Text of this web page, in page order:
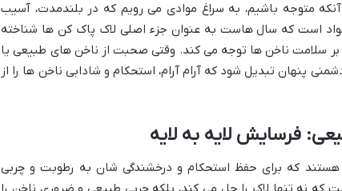
متوجه باشیم، به سراغ موادی می رویم که در بلندمدت، آسیب
است که سال هاست به عنوان جزء اصلی لاک پاک کن ها شناخته
سلامت ناخن ها توجه می کند. وقتی صحبت از ناخن های طبیعی یا
پنهان تبدیل شود که آرام آرام، استحکام و شادابی ناخن ها را از
فرسایش لایه به لایه
هستند که برای حفظ استحکام و درخشندگی شان به رطوبت و چربی